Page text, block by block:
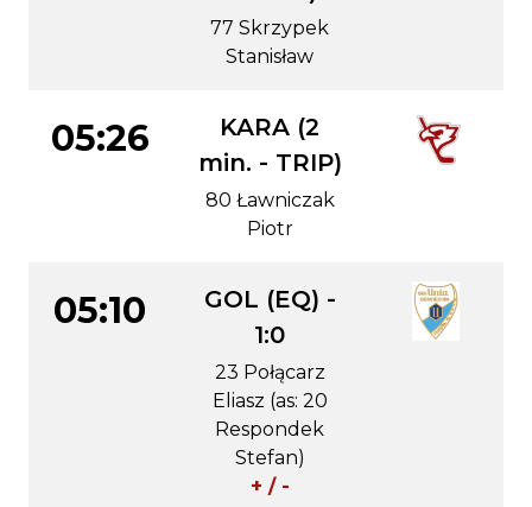
77 Skrzypek
Stanisław
05:26
KARA (2
min. - TRIP)
80 Ławniczak
Piotr
05:10
GOL (EQ) -
1:0
23 Połącarz
Eliasz (as: 20
Respondek
Stefan)
+ / -